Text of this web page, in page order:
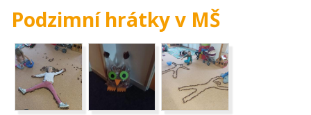
Podzimní hrátky v MŠ